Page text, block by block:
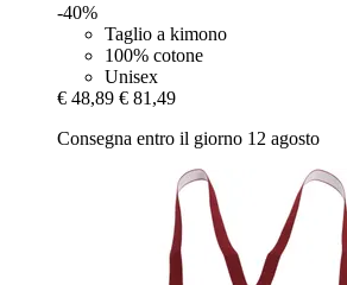
-40%
Taglio a kimono
100% cotone
Unisex
€ 48,89 € 81,49
Consegna entro il giorno 12 agosto